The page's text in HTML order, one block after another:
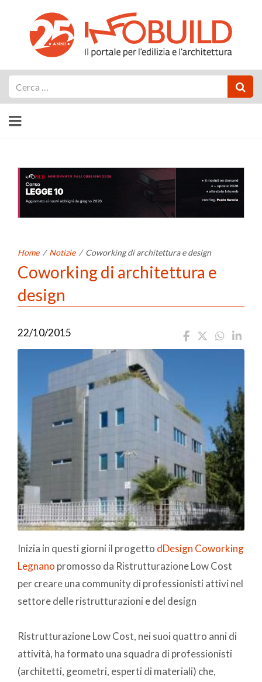
Home / Notizie / Coworking di architettura e design
Coworking di architettura e
design
22/10/2015
Inizia in questi giorni il progetto dDesign Coworking
Legnano promosso da Ristrutturazione Low Cost
per creare una community di professionisti attivi nel
settore delle ristrutturazioni e del design
Ristrutturazione Low Cost, nei suoi quattro anni di
attività, ha formato una squadra di professionisti
(architetti, geometri, esperti di materiali) che,